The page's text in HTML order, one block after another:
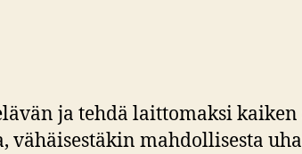
maa
ja tehdä laittomaksi kaiken
vähäisestäkin mahdollisesta